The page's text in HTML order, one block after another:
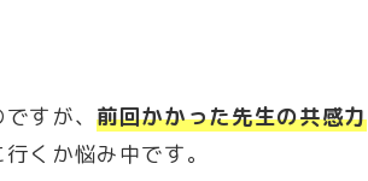
ですが、前回かかった先生の共感力
くか悩み中です。